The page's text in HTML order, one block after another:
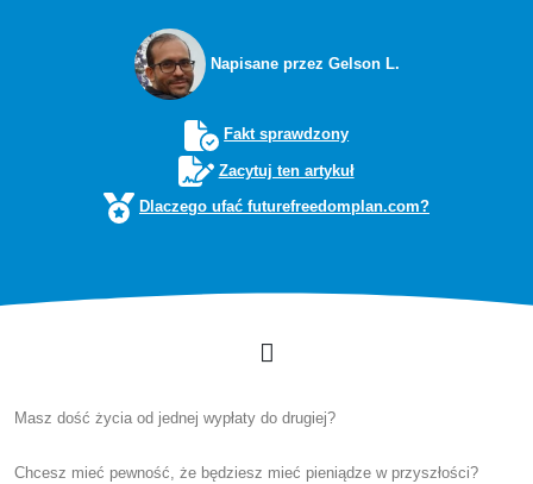
Napisane przez Gelson L.
Fakt sprawdzony
Zacytuj ten artykuł
Dlaczego ufać futurefreedomplan.com?
Masz dość życia od jednej wypłaty do drugiej?
Chcesz mieć pewność, że będziesz mieć pieniądze w przyszłości?